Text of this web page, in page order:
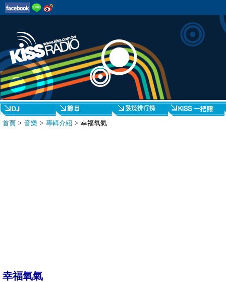
首頁 > 音樂 > 專輯介紹 > 幸福氧氣
幸福氧氣